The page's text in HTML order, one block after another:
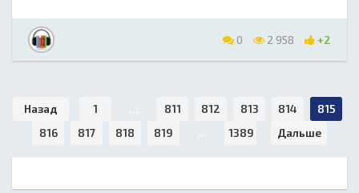
0 2 958 +2
Назад 1 811 812 813 814
815
816
817 818 819 1389 Дальше